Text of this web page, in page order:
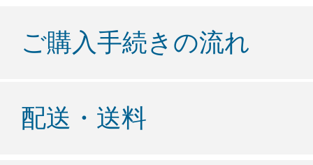
ご購入手続きの流れ
配送・送料